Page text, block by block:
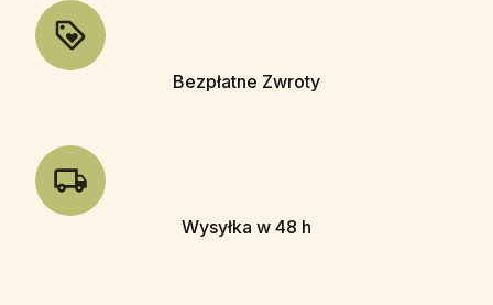
Bezpłatne Zwroty
Wysyłka w 48 h